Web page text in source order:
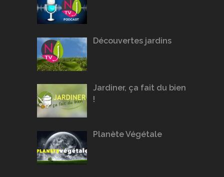
Découvertes jardins
Jardiner, ça fait du bien
!
Planète Végétale